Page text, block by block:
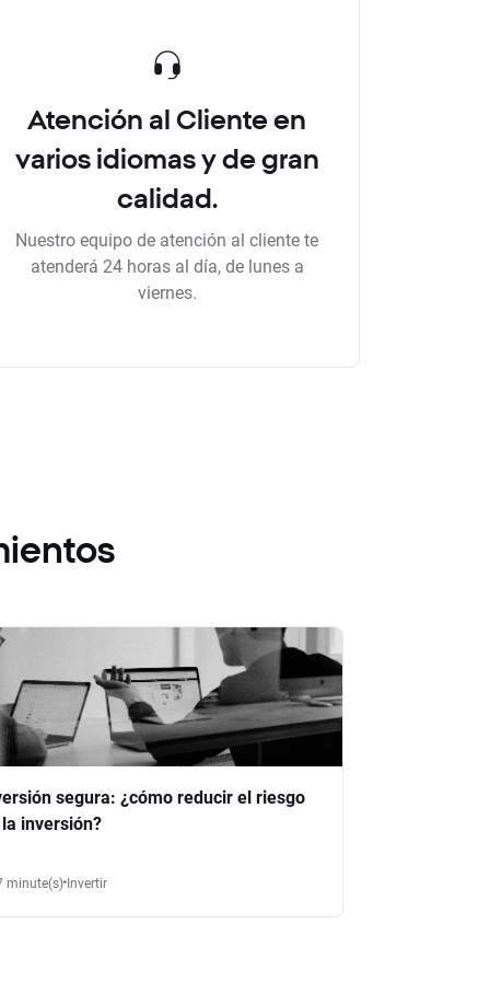
Atención al Cliente en
varios idiomas y de gran
calidad.
Nuestro equipo de atención al cliente te
atenderá 24 horas al día, de lunes a
viernes.
segura: ¿cómo reducir el riesgo
inversión?
minute(s) Invertir